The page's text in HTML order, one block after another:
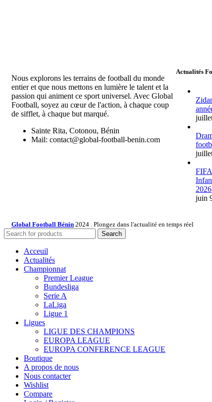
Nous explorons les terrains de football du monde
entier et que nous mettons en lumière le talent et la
passion qui animent ce sport universel. Avec Global
Football, soyez au cœur de l'action, à chaque coup
de sifflet, à chaque but marqué.
Sainte Rita, Cotonou, Bénin
Mail: contact@global-football-benin.com
Actualités
2026
juin
Global Football Bénin 2024 . Plongez dans l'actualité en temps réel
Search
Acceuil
Actualités
Championnat
Premier League
Bundesliga
Serie A
LaLiga
Ligue 1
Ligues
LIGUE DES CHAMPIONS
EUROPA LEAGUE
EUROPA CONFERENCE LEAGUE
Boutique
A propos de nous
Nous contacter
Wishlist
Compare